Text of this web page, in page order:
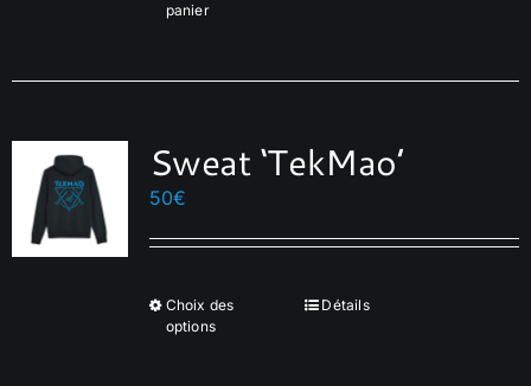
panier
Sweat ‘TekMao’
50€
Choix des
options
CeDétails